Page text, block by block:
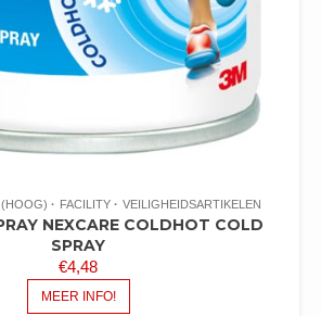
(HOOG) FACILITY VEILIGHEIDSARTIKELEN
NEXCARE COLDHOT COLD
SPRAY
€4,48
MEER INFO!